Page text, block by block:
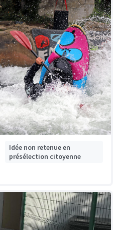
Idée non retenue en
présélection citoyenne